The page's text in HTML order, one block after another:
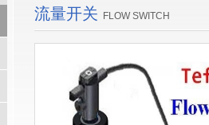
流量开关 FLOW SWITCH